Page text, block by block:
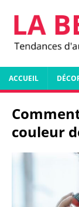
ACCUEIL
couleur